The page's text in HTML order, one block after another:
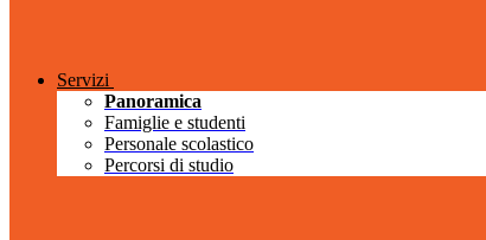
Servizi
Panoramica
Famiglie e studenti
Personale scolastico
Percorsi di studio